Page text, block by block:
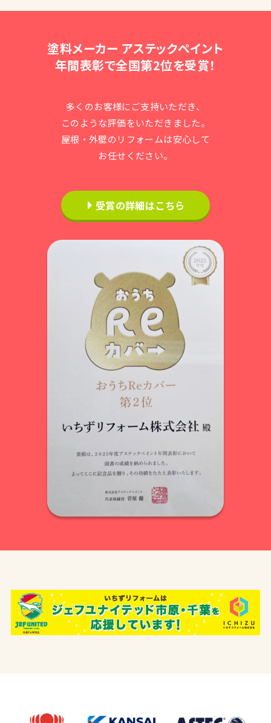
塗料メーカー アステックペイント
年間表彰で全国第2位を受賞！
多くのお客様にご支持いただき、
このような評価をいただきました。
屋根・外壁のリフォームは安心して
お任せください。
受賞の詳細はこちら